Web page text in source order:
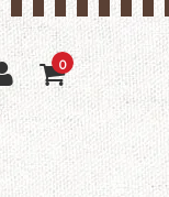
0
数:0)